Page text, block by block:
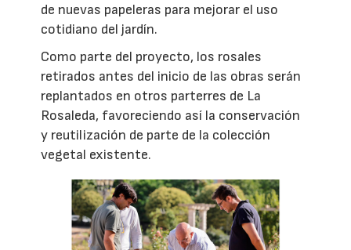
de nuevas papeleras para mejorar el uso
cotidiano del jardín.
Como parte del proyecto, los rosales
retirados antes del inicio de las obras serán
replantados en otros parterres de La
Rosaleda, favoreciendo así la conservación
y reutilización de parte de la colección
vegetal existente.